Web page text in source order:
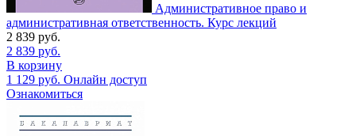
Административное право и
административная ответственность. Курс лекций
2 839 руб.
2 839 руб.
В корзину
1 129 руб. Онлайн доступ
Ознакомиться